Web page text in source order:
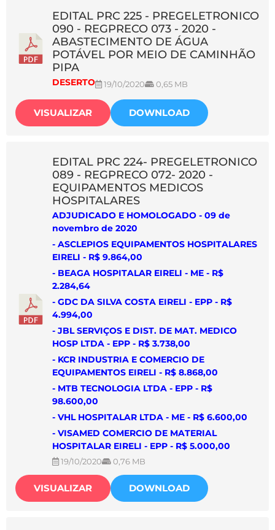
EDITAL PRC 225 - PREGELETRONICO
090 - REGPRECO 073 - 2020 -
ABASTECIMENTO DE ÁGUA
POTÁVEL POR MEIO DE CAMINHÃO
PIPA
DESERTO 19/10/2020 0,65 MB
VISUALIZAR DOWNLOAD
EDITAL PRC 224- PREGELETRONICO
089 - REGPRECO 072- 2020 -
EQUIPAMENTOS MEDICOS
HOSPITALARES
ADJUDICADO E HOMOLOGADO - 09 de
novembro de 2020
- ASCLEPIOS EQUIPAMENTOS HOSPITALARES
EIRELI - R$ 9.864,00
- BEAGA HOSPITALAR EIRELI - ME - R$
2.284,64
- GDC DA SILVA COSTA EIRELI - EPP - R$
4.994,00
- JBL SERVIÇOS E DIST. DE MAT. MEDICO
HOSP LTDA - EPP - R$ 3.738,00
- KCR INDUSTRIA E COMERCIO DE
EQUIPAMENTOS EIRELI - R$ 8.868,00
- MTB TECNOLOGIA LTDA - EPP - R$
98.600,00
- VHL HOSPITALAR LTDA - ME - R$ 6.600,00
- VISAMED COMERCIO DE MATERIAL
HOSPITALAR EIRELI - EPP - R$ 5.000,00
19/10/2020 0,76 MB
VISUALIZAR DOWNLOAD